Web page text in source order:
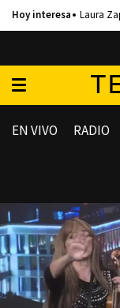
Laura
EN VIVO RADIO